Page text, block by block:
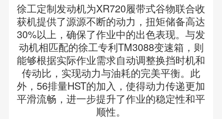
徐工定制发动机为XR720履带式谷物联合收
获机提供了源源不断的动力，扭矩储备高达
30%以上，确保了作业中的出色表现。与发
动机相匹配的徐工专利TM3088变速箱，则
能够根据实际作业需求自动调整换挡时机和
传动比，实现动力与油耗的完美平衡。此
外，56排量HST的加入，使得动力传递更加
平滑流畅，进一步提升了作业的稳定性和平
顺性。